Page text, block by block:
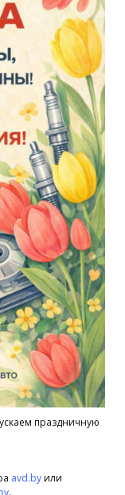
праздничную
avd.byили
.